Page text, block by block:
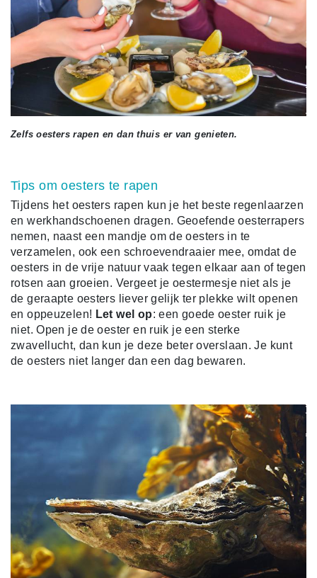
Zelfs oesters rapen en dan thuis er van genieten.
Tips om oesters te rapen
Tijdens het oesters rapen kun je het beste regenlaarzen
en werkhandschoenen dragen. Geoefende oesterrapers
nemen, naast een mandje om de oesters in te
verzamelen, ook een schroevendraaier mee, omdat de
oesters in de vrije natuur vaak tegen elkaar aan of tegen
rotsen aan groeien. Vergeet je oestermesje niet als je
de geraapte oesters liever gelijk ter plekke wilt openen
en oppeuzelen! Let wel op: een goede oester ruik je
niet. Open je de oester en ruik je een sterke
zwavellucht, dan kun je deze beter overslaan. Je kunt
de oesters niet langer dan een dag bewaren.